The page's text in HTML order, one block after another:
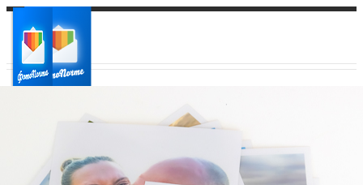
Ваш регион доставки